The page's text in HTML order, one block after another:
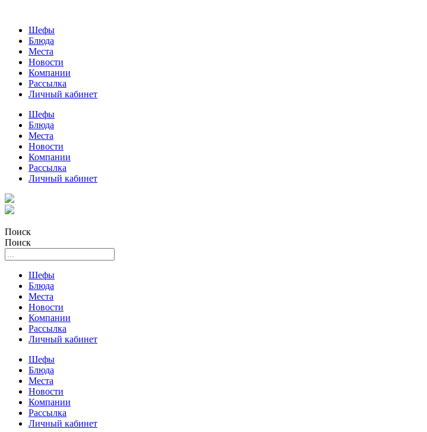
Шефы
Блюда
Места
Новости
Компании
Рассылка
Личный кабинет
Шефы
Блюда
Места
Новости
Компании
Рассылка
Личный кабинет
Поиск
Поиск
Шефы
Блюда
Места
Новости
Компании
Рассылка
Личный кабинет
Шефы
Блюда
Места
Новости
Компании
Рассылка
Личный кабинет